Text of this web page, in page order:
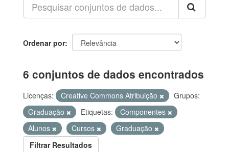
Ordenar por
6 conjuntos de dados encontrados
Licenças: Creative Commons Atribuição
Grupos:
Graduação
Etiquetas:
Componentes
Alunos
Cursos
Graduação
Filtrar Resultados